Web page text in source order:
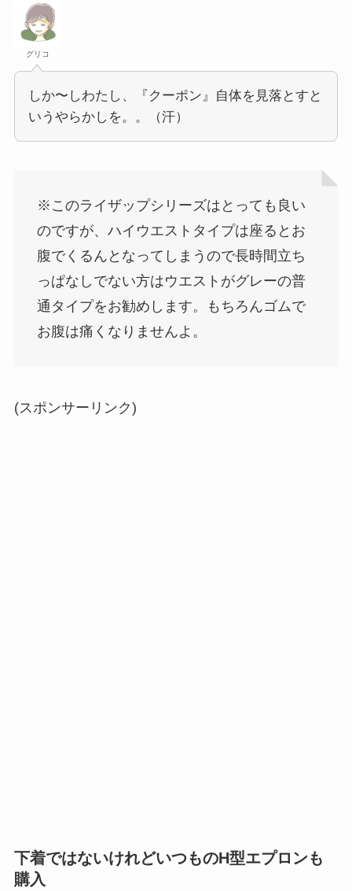
グリコ
しか〜しわたし、『クーポン』自体を見落とすと
いうやらかしを。。（汗）
※このライザップシリーズはとっても良い
のですが、ハイウエストタイプは座るとお
腹でくるんとなってしまうので長時間立ち
っぱなしでない方はウエストがグレーの普
通タイプをお勧めします。もちろんゴムで
お腹は痛くなりませんよ。
(スポンサーリンク)
下着ではないけれどいつものH型エプロンも
購入